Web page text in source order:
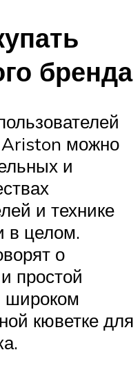
бренда
можно
и
и технике
в целом.
о
простой
широком
кюветке для